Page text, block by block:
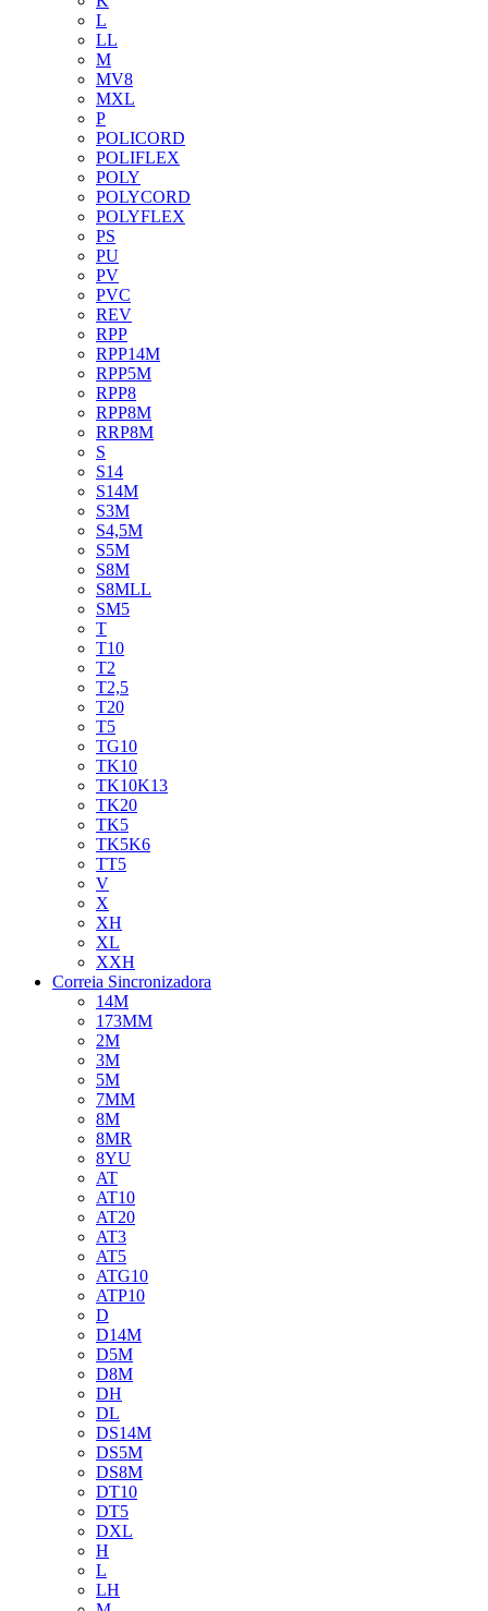
L
LL
M
MV8
MXL
P
POLICORD
POLIFLEX
POLY
POLYCORD
POLYFLEX
PS
PU
PV
PVC
REV
RPP
RPP14M
RPP5M
RPP8
RPP8M
RRP8M
S
S14
S14M
S3M
S4,5M
S5M
S8M
S8MLL
SM5
T
T10
T2
T2,5
T20
T5
TG10
TK10
TK10K13
TK20
TK5
TK5K6
TT5
V
X
XH
XL
XXH
Correia Sincronizadora
14M
173MM
2M
3M
5M
7MM
8M
8MR
8YU
AT
AT10
AT20
AT3
AT5
ATG10
ATP10
D
D14M
D5M
D8M
DH
DL
DS14M
DS5M
DS8M
DT10
DT5
DXL
H
L
LH